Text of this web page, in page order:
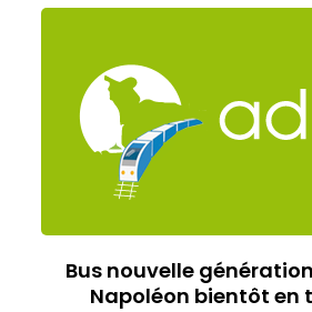
Bus nouvelle
Napoléon bientôt en